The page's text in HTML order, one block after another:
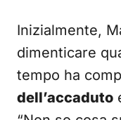
Inizialmente,
dimenticare
tempo ha
dell’accaduto